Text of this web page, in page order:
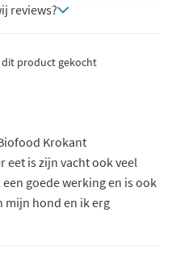
reviews?
dit product gekocht
Krokant
eet is zijn vacht ook veel
goede werking en is ook
mijn hond en ik erg